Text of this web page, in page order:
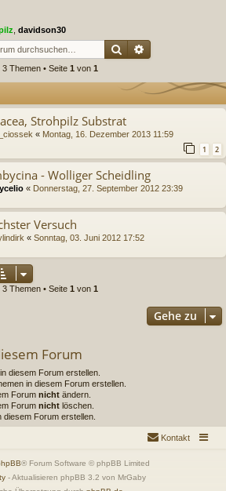
davidson30
Suche
3 Themen • Seite 1 von 1
Strohpilz Substrat
« Montag, 16. Dezember 2013 11:59
1 2
- Wolliger Scheidling
« Donnerstag, 27. September 2012 23:39
Versuch
« Sonntag, 03. Juni 2012 17:52
3 Themen • Seite 1 von 1
Gehe zu
Forum
diesem Forum erstellen.
in diesem Forum erstellen.
Forum nicht ändern.
Forum nicht löschen.
diesem Forum erstellen.
Kontakt
® Forum Software © phpBB Limited
- Aktualisieren phpBB 3.2 von MrGaby